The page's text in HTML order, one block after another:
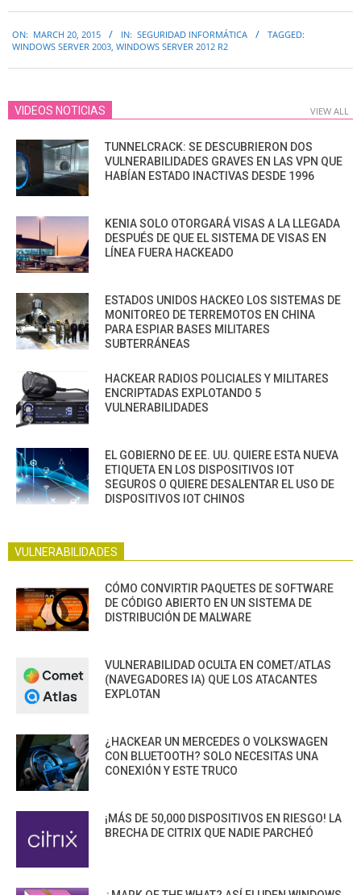
03-
ON: MARCH 20, 2015 IN: SEGURIDAD INFORMÁTICA
TAGGED:
WINDOWS SERVER 2003 WINDOWS SERVER 2012 R2
VIDEOS NOTICIAS VIEW ALL
TUNNELCRACK: SE DESCUBRIERON DOS
VULNERABILIDADES GRAVES EN LAS VPN QUE
HABÍAN ESTADO INACTIVAS DESDE 1996
KENIA SOLO OTORGARÁ VISAS A LA LLEGADA
DESPUÉS DE QUE EL SISTEMA DE VISAS EN
LÍNEA FUERA HACKEADO
ESTADOS UNIDOS HACKEO LOS SISTEMAS DE
MONITOREO DE TERREMOTOS EN CHINA
PARA ESPIAR BASES MILITARES
SUBTERRÁNEAS
HACKEAR RADIOS POLICIALES Y MILITARES
ENCRIPTADAS EXPLOTANDO 5
VULNERABILIDADES
EL GOBIERNO DE EE. UU. QUIERE ESTA NUEVA
ETIQUETA EN LOS DISPOSITIVOS IOT
SEGUROS O QUIERE DESALENTAR EL USO DE
DISPOSITIVOS IOT CHINOS
VULNERABILIDADES
CÓMO CONVIRTIR PAQUETES DE SOFTWARE
DE CÓDIGO ABIERTO EN UN SISTEMA DE
DISTRIBUCIÓN DE MALWARE
VULNERABILIDAD OCULTA EN COMET/ATLAS
(NAVEGADORES IA) QUE LOS ATACANTES
EXPLOTAN
¿HACKEAR UN MERCEDES O VOLKSWAGEN
CON BLUETOOTH? SOLO NECESITAS UNA
CONEXIÓN Y ESTE TRUCO
¡MÁS DE 50,000 DISPOSITIVOS EN RIESGO! LA
BRECHA DE CITRIX QUE NADIE PARCHEÓ